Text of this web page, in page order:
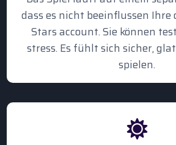
dass es nicht beeinflussen
Stars account. Sie können
stress. Es fühlt sich sicher,
spielen.